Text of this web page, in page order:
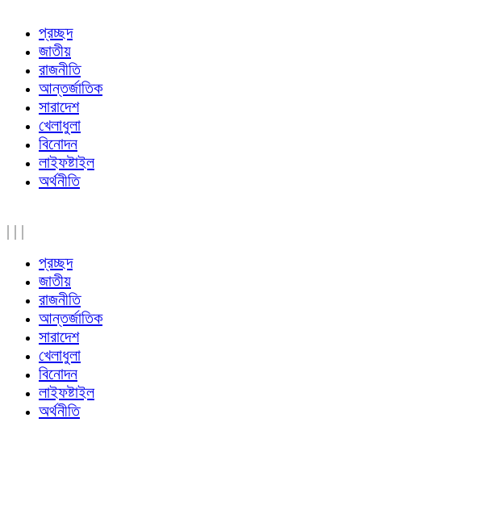
প্রচ্ছদ
জাতীয়
রাজনীতি
আন্তর্জাতিক
সারাদেশ
খেলাধুলা
বিনোদন
লাইফষ্টাইল
অর্থনীতি
| | |
প্রচ্ছদ
জাতীয়
রাজনীতি
আন্তর্জাতিক
সারাদেশ
খেলাধুলা
বিনোদন
লাইফষ্টাইল
অর্থনীতি